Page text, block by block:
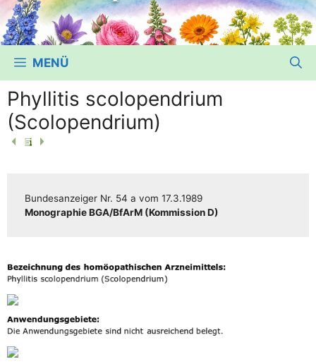
MENÜ
Phyllitis scolopendrium
(Scolopendrium)
Bun­des­an­zei­ger Nr. 54 a vom 17.3.1989
Mono­gra­phie BGA/​​BfArM (Kom­mis­si­on D)